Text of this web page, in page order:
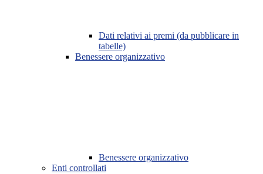
Dati relativi ai premi (da pubblicare in
tabelle)
Benessere organizzativo
Benessere organizzativo
Enti controllati